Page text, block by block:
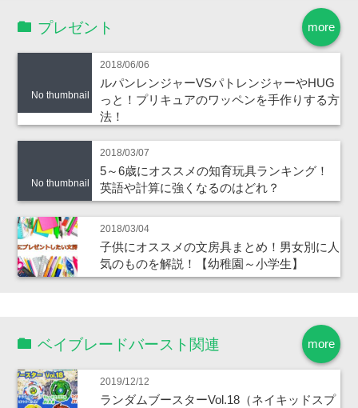
more
プレゼント
No thumbnail
2018/06/06
ルパンレンジャーVSパトレンジャーやHUG
っと！プリキュアのワッペンを手作りする方
法！
No thumbnail
2018/03/07
5～6歳にオススメの知育玩具ランキング！
英語や計算に強くなるのはどれ？
2018/03/04
子供にオススメの文房具まとめ！男女別に人
気のものを解説！【幼稚園～小学生】
more
ベイブレードバースト関連
2019/12/12
ランダムブースターVol.18（ネイキッドスプ